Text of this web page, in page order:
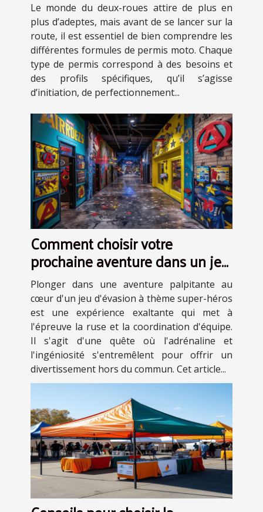
Le monde du deux-roues attire de plus en
plus d’adeptes, mais avant de se lancer sur la
route, il est essentiel de bien comprendre les
différentes formules de permis moto. Chaque
type de permis correspond à des besoins et
des profils spécifiques, qu’il s’agisse
d’initiation, de perfectionnement...
Comment choisir votre
prochaine aventure dans un jeu
d'évasion à thème super-héros
Plonger dans une aventure palpitante au
cœur d'un jeu d'évasion à thème super-héros
est une expérience exaltante qui met à
l'épreuve la ruse et la coordination d'équipe.
Il s'agit d'une quête où l'adrénaline et
l'ingéniosité s'entremêlent pour offrir un
divertissement hors du commun. Cet article...